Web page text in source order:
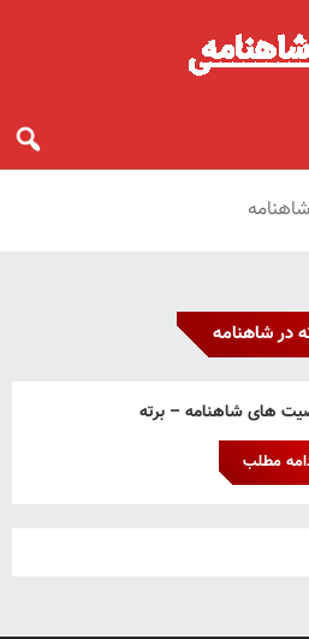
در شاهنامه
های شاهنامه – برته
مطلب